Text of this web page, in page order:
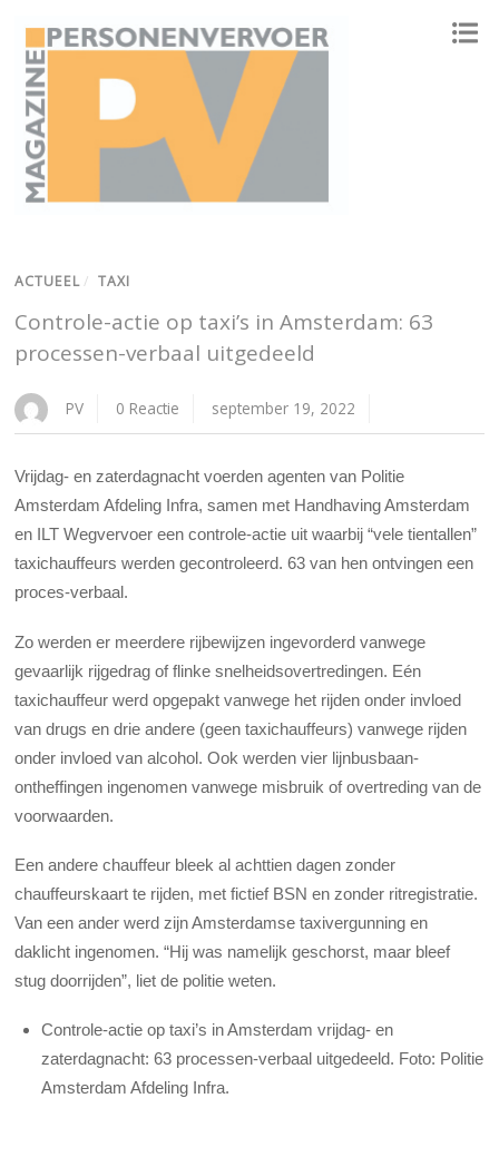
ACTUEEL / TAXI
Controle-actie op taxi’s in Amsterdam: 63
processen-verbaal uitgedeeld
PV 0 Reactie september 19, 2022
Vrijdag- en zaterdagnacht voerden agenten van Politie
Amsterdam Afdeling Infra, samen met Handhaving Amsterdam
en ILT Wegvervoer een controle-actie uit waarbij “vele tientallen”
taxichauffeurs werden gecontroleerd. 63 van hen ontvingen een
proces-verbaal.
Zo werden er meerdere rijbewijzen ingevorderd vanwege
gevaarlijk rijgedrag of flinke snelheidsovertredingen. Eén
taxichauffeur werd opgepakt vanwege het rijden onder invloed
van drugs en drie andere (geen taxichauffeurs) vanwege rijden
onder invloed van alcohol. Ook werden vier lijnbusbaan-
ontheffingen ingenomen vanwege misbruik of overtreding van de
voorwaarden.
Een andere chauffeur bleek al achttien dagen zonder
chauffeurskaart te rijden, met fictief BSN en zonder ritregistratie.
Van een ander werd zijn Amsterdamse taxivergunning en
daklicht ingenomen. “Hij was namelijk geschorst, maar bleef
stug doorrijden”, liet de politie weten.
Controle-actie op taxi’s in Amsterdam vrijdag- en
zaterdagnacht: 63 processen-verbaal uitgedeeld. Foto: Politie
Amsterdam Afdeling Infra.